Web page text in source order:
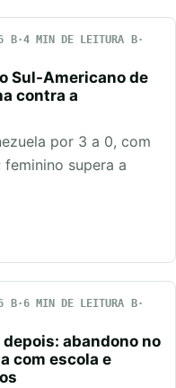
4 MIN DE LEITURA
Sul-Americano de
contra a
por 3 a 0, com
supera a
6 MIN DE LEITURA
depois: abandono no
com escola e